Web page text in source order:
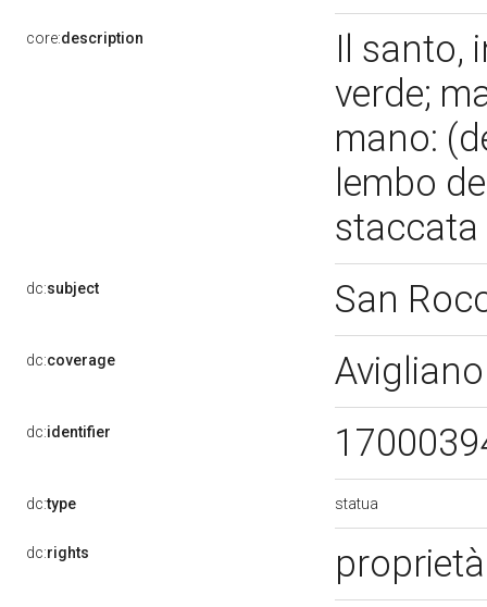
core:description
Il santo,
verde;
mano:
lembo
staccata
dc:subject San
dc:coverage
dc:identifier
dc:type statua
dc:rights